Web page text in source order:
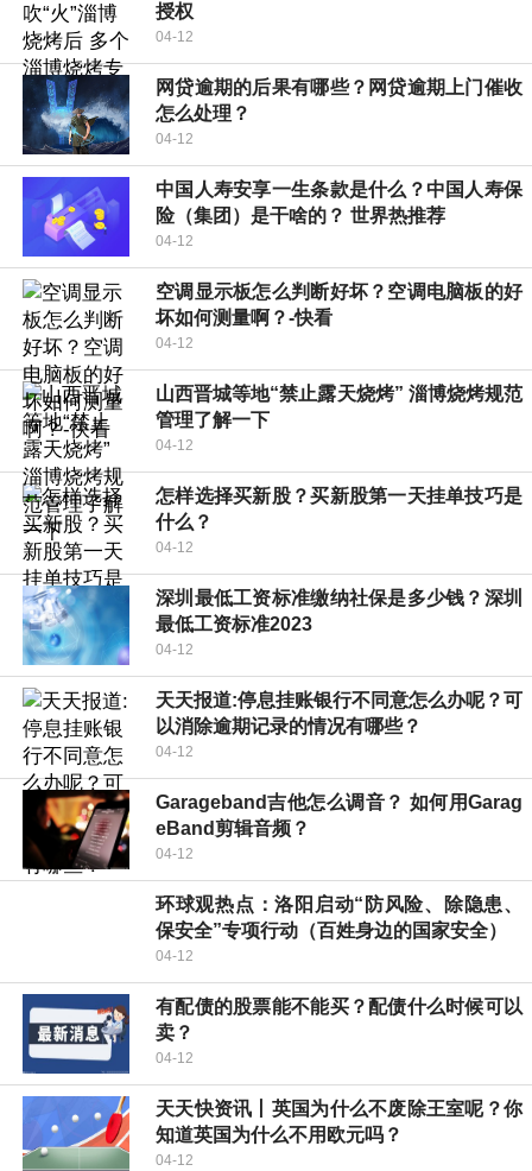
授权
04-12
网贷逾期的后果有哪些？网贷逾期上门催收
怎么处理？
04-12
中国人寿安享一生条款是什么？中国人寿保
险（集团）是干啥的？ 世界热推荐
04-12
空调显示板怎么判断好坏？空调电脑板的好
坏如何测量啊？-快看
04-12
山西晋城等地“禁止露天烧烤” 淄博烧烤规范
管理了解一下
04-12
怎样选择买新股？买新股第一天挂单技巧是
什么？
04-12
深圳最低工资标准缴纳社保是多少钱？深圳
最低工资标准2023
04-12
天天报道:停息挂账银行不同意怎么办呢？可
以消除逾期记录的情况有哪些？
04-12
Garageband吉他怎么调音？ 如何用Garag
eBand剪辑音频？
04-12
环球观热点：洛阳启动“防风险、除隐患、
保安全”专项行动（百姓身边的国家安全）
04-12
有配债的股票能不能买？配债什么时候可以
卖？
04-12
天天快资讯丨英国为什么不废除王室呢？你
知道英国为什么不用欧元吗？
04-12